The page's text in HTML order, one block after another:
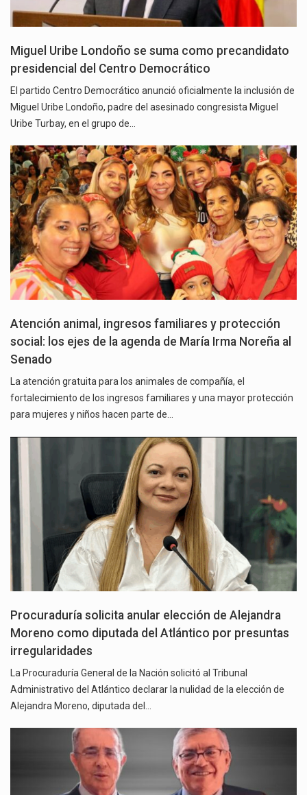
Miguel Uribe Londoño se suma como precandidato
presidencial del Centro Democrático
El partido Centro Democrático anunció oficialmente la inclusión de
Miguel Uribe Londoño, padre del asesinado congresista Miguel
Uribe Turbay, en el grupo de…
Atención animal, ingresos familiares y protección
social: los ejes de la agenda de María Irma Noreña al
Senado
La atención gratuita para los animales de compañía, el
fortalecimiento de los ingresos familiares y una mayor protección
para mujeres y niños hacen parte de…
Procuraduría solicita anular elección de Alejandra
Moreno como diputada del Atlántico por presuntas
irregularidades
La Procuraduría General de la Nación solicitó al Tribunal
Administrativo del Atlántico declarar la nulidad de la elección de
Alejandra Moreno, diputada del…